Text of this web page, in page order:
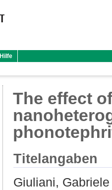
Hilfe
The effect
Titelangaben
Giuliani, Gabriele